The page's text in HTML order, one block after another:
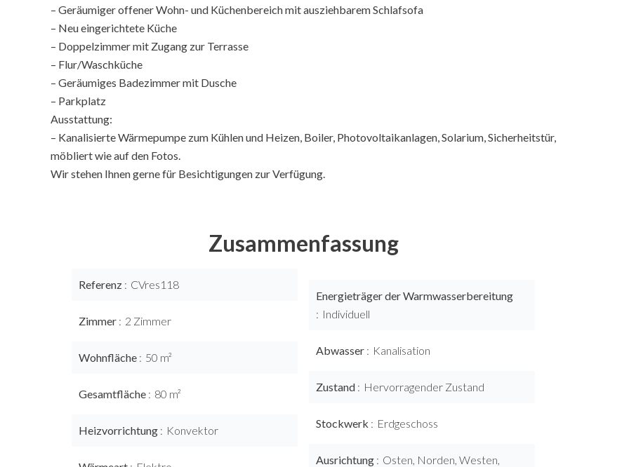
– Geräumiger offener Wohn- und Küchenbereich mit ausziehbarem Schlafsofa
– Neu eingerichtete Küche
– Doppelzimmer mit Zugang zur Terrasse
– Flur/Waschküche
– Geräumiges Badezimmer mit Dusche
– Parkplatz
Ausstattung:
– Kanalisierte Wärmepumpe zum Kühlen und Heizen, Boiler, Photovoltaikanlagen, Solarium, Sicherheitstür,
möbliert wie auf den Fotos.
Wir stehen Ihnen gerne für Besichtigungen zur Verfügung.
Zusammenfassung
Referenz CVres118
Zimmer 2 Zimmer
Wohnfläche 50 m²
Gesamtfläche 80 m²
Heizvorrichtung Konvektor
Energieträger der Warmwasserbereitung
Individuell
Abwasser Kanalisation
Zustand Hervorragender Zustand
Stockwerk Erdgeschoss
Ausrichtung
Osten, Norden, Westen,